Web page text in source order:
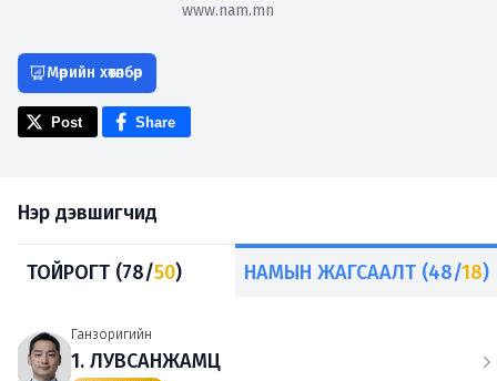
www.nam.mn
Мөрийн хөтөлбөр
Post Share
Нэр дэвшигчид
ТОЙРОГТ (78/50) НАМЫН ЖАГСААЛТ (48/18)
Ганзоригийн
1. ЛУВСАНЖАМЦ